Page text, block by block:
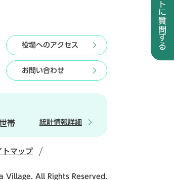
役場へのアクセス
お問い合わせ
帯 統計情報詳細
トマップ
Village. All Rights Reserved.